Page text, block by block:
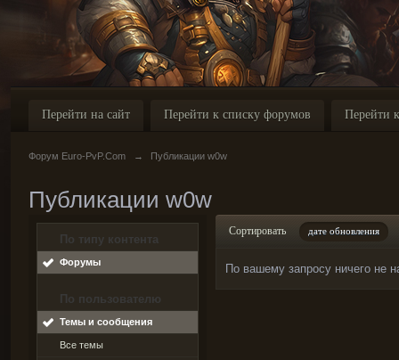
Перейти на сайт Перейти к списку форумов Перейти
Форум Euro-PvP.Com → Публикации w0w
Публикации w0w
По типу контента
Форумы
По пользователю
Темы и сообщения
Все темы
Сортировать дате обновления
По вашему запросу ничего не